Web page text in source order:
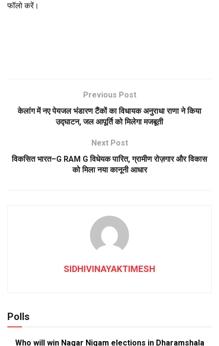
फॉलो करें।
Previous Post
केलांग में नए पेयजल भंडारण टैंकों का विधायक अनुराधा राणा ने किया
उद्घाटन, जल आपूर्ति को मिलेगा मजबूती
Next Post
विकसित भारत–G RAM G विधेयक पारित, ग्रामीण रोज़गार और विकास
को मिला नया कानूनी आधार
SIDHIVINAYAKTIMESH
Polls
Who will win Nagar Nigam elections in Dharamshala